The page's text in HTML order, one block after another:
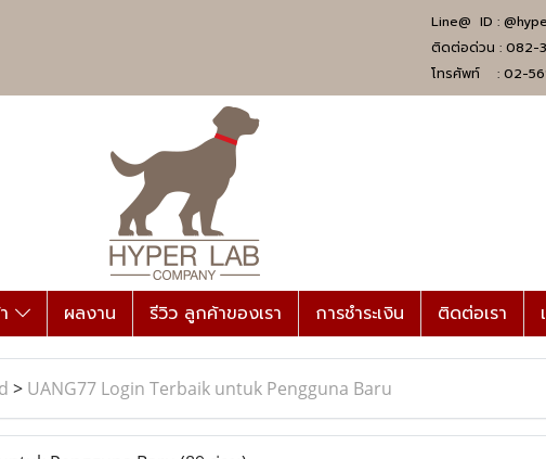
Line@ ID :
ติดต่อด่วน : 082-
โทรศัพท์ : 02-
ผลงาน รีวิว ลูกค้าของเรา การชำระเงิน ติดต่อเรา
> UANG77 Login Terbaik untuk Pengguna Baru